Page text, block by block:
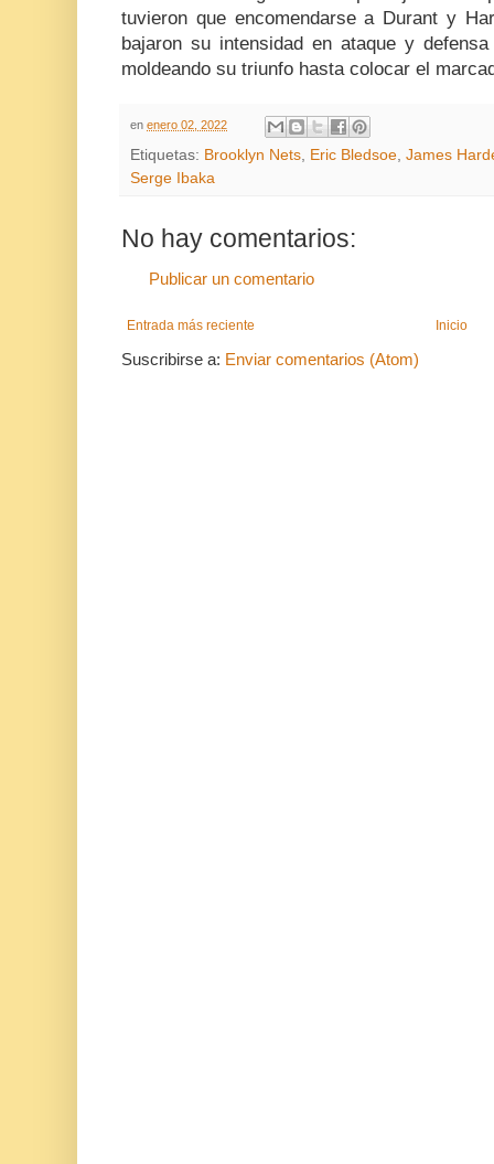
tuvieron que encomendarse a Durant y
bajaron su intensidad en ataque y
moldeando su triunfo hasta colocar el
en enero 02, 2022
Etiquetas: Brooklyn Nets Eric Bledsoe James
Serge Ibaka
No hay comentarios:
Publicar un comentario
Entrada más reciente Inicio
Suscribirse a: Enviar comentarios (Atom)